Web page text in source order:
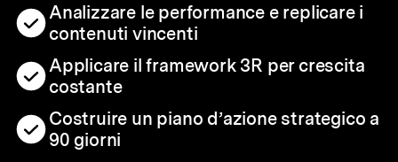
Analizzare le performance e replicare i
contenuti vincenti
Applicare il framework 3R per crescita
costante
Costruire un piano d’azione strategico a
90 giorni